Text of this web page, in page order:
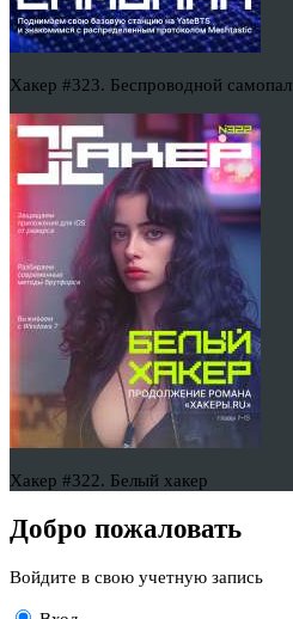
Хакер #323. Беспроводной самопал
Хакер #322. Белый хакер
Добро пожаловать
Войдите в свою учетную запись